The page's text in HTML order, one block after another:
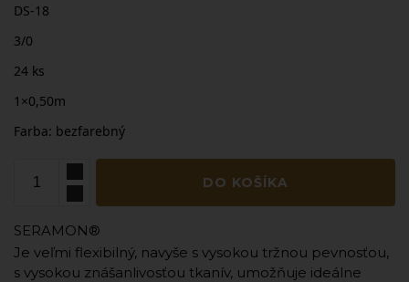
DS-18
3/0
24 ks
1×0,50m
Farba: bezfarebný
DO KOŠÍKA
SERAMON®
Je veľmi flexibilný, navyše s vysokou tržnou pevnosťou,
s vysokou znášanlivosťou tkanív, umožňuje ideálne